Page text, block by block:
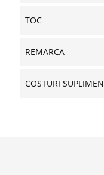
TOC
REMARCA
COSTURI